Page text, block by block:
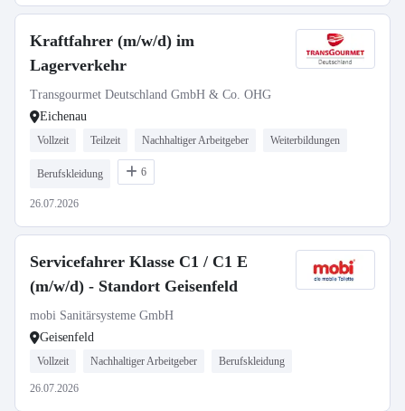
Kraftfahrer (m/w/d) im
Lagerverkehr
Transgourmet Deutschland GmbH & Co. OHG
Eichenau
Vollzeit Teilzeit Nachhaltiger Arbeitgeber Weiterbildungen
Berufskleidung 6
26.07.2026
Servicefahrer Klasse C1 / C1 E
(m/w/d) - Standort Geisenfeld
mobi Sanitärsysteme GmbH
Geisenfeld
Vollzeit Nachhaltiger Arbeitgeber Berufskleidung
26.07.2026